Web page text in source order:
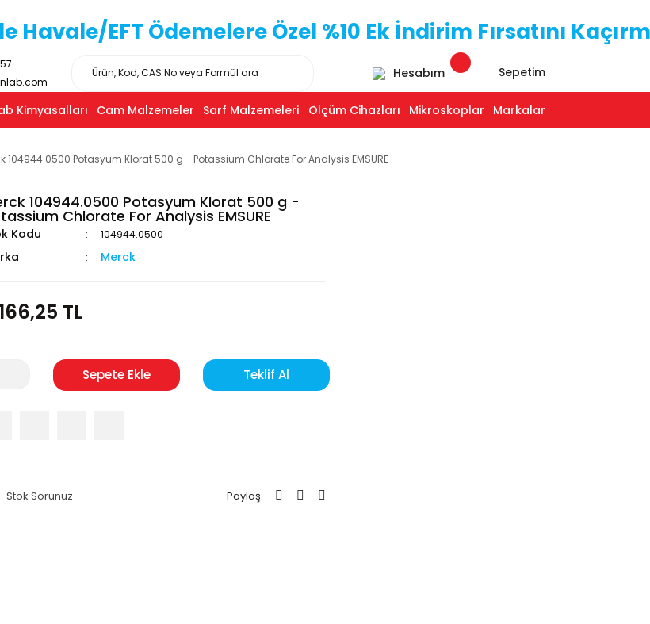
EFT Ödemelere Özel %10 Ek İndirim Fırsatını
Hesabım Sepetim
Kimyasalları Cam Malzemeler Sarf Malzemeleri Ölçüm Cihazları Mikroskoplar Markalar
104944.0500 Potasyum Klorat 500 g - Potassium Chlorate For Analysis EMSURE
104944.0500 Potasyum Klorat 500 g -
Chlorate For Analysis EMSURE
Kodu 104944.0500
Merck
TL
Sepete Ekle Teklif Al
Stok Sorunuz Paylaş: